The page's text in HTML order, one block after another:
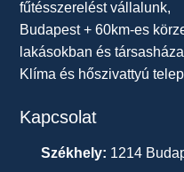
fűtésszerelést
Budapest + 60km-es
lakásokban és
Klíma és hőszivattyú
Kapcsolat
Székhely: 1214